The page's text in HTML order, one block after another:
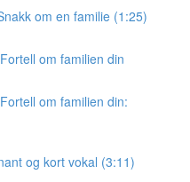
om en familie (1:25)
om familien din
om familien din:
og kort vokal (3:11)